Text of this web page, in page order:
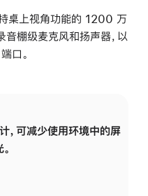
桌上视角功能的 1200 万
棚级麦克风和扬声器，以
口。
，可减少使用环境中的屏